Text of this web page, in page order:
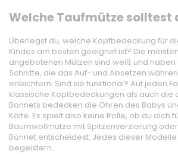
Welche Taufmütze solltest
Überlegst du, welche Kopfbedeckung für
Kindes am besten geeignet ist? Die
angebotenen Mützen sind weiß und
Schnitte, die das Auf- und Absetzen
erleichtern. Sind sie funktional? Auf jeden
klassische Kopfbedeckungen als auch die
Bonnets bedecken die Ohren des Babys
Kälte. Es spielt also keine Rolle, ob du dich
Baumwollmütze mit Spitzenverzierung
Bonnet entscheidest. Jedes dieser
begeistern.